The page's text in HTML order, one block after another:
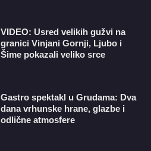
VIDEO: Usred velikih gužvi na
granici Vinjani Gornji, Ljubo i
Šime pokazali veliko srce
Gastro spektakl u Grudama: Dva
dana vrhunske hrane, glazbe i
odlične atmosfere